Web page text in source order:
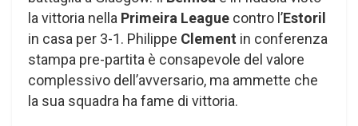
la vittoria nella Primeira League contro l’Estoril
in casa per 3-1. Philippe Clement in conferenza
stampa pre-partita è consapevole del valore
complessivo dell’avversario, ma ammette che
la sua squadra ha fame di vittoria.